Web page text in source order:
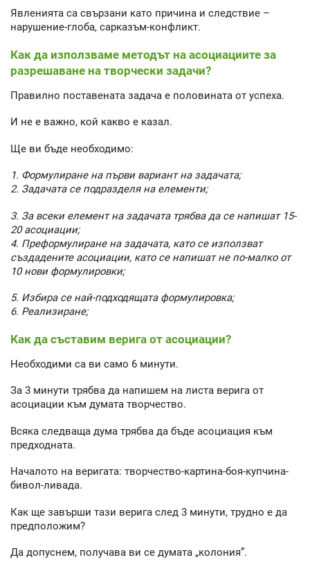
Явленията са свързани като причина и следствие –
нарушение-глоба, сарказъм-конфликт.
Как да използваме методът на асоциациите за
разрешаване на творчески задачи?
Правилно поставената задача е половината от успеха.
И не е важно, кой какво е казал.
Ще ви бъде необходимо:
1. Формулиране на първи вариант на задачата;
2. Задачата се подразделя на елементи;
3. За всеки елемент на задачата трябва да се напишат 15-
20 асоциации;
4. Преформулиране на задачата, като се използват
създадените асоциации, като се напишат не по-малко от
10 нови формулировки;
5. Избира се най-подходящата формулировка;
6. Реализиране;
Как да съставим верига от асоциации?
Необходими са ви само 6 минути.
За 3 минути трябва да напишем на листа верига от
асоциации към думата творчество.
Всяка следваща дума трябва да бъде асоциация към
предходната.
Началото на веригата: творчество-картина-боя-купчина-
бивол-ливада.
Как ще завърши тази верига след 3 минути, трудно е да
предположим?
Да допуснем, получава ви се думата „колония”.